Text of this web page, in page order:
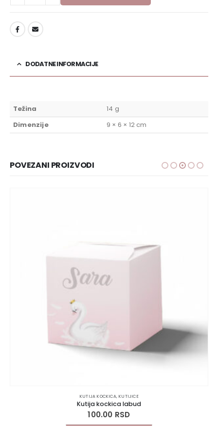
DODATNE INFORMACIJE
Težina
14 g
Dimenzije
9 × 6 × 12 cm
POVEZANI PROIZVODI
KUTIJA KOCKICA, KUTIJICE
Kutija kockica labud
100.00 RSD